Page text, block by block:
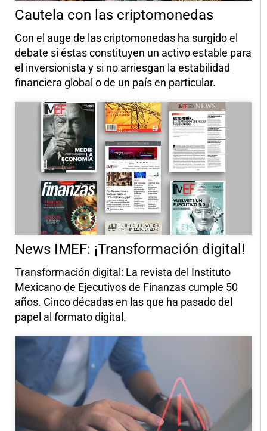
Cautela con las criptomonedas
Con el auge de las criptomonedas ha surgido el
debate si éstas constituyen un activo estable para
el inversionista y si no arriesgan la estabilidad
financiera global o de un país en particular.
News IMEF: ¡Transformación digital!
Transformación digital: La revista del Instituto
Mexicano de Ejecutivos de Finanzas cumple 50
años. Cinco décadas en las que ha pasado del
papel al formato digital.